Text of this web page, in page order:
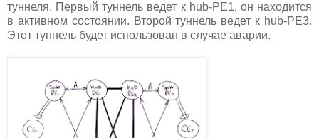
туннеля. Первый туннель ведет к hub-PE1, он находится
в активном состоянии. Второй туннель ведет к hub-PE3.
Этот туннель будет использован в случае аварии.